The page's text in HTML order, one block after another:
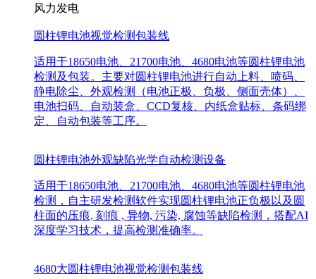
风力发电
圆柱锂电池视觉检测包装线
适用于18650电池、21700电池、4680电池等圆柱锂电池
检测及包装。主要对圆柱锂电池进行自动上料、喷码、
静电除尘、外观检测（电池正极、负极、侧面壳体）、
电池扫码、自动装盒、CCD复核、内纸盒贴标、条码绑
定、自动包装等工序。
圆柱锂电池外观缺陷光学自动检测设备
适用于18650电池、21700电池、4680电池等圆柱锂电池
检测，自主研发检测软件实现圆柱锂电池正负极以及圆
柱面的压痕, 刻痕 , 异物, 污染, 腐蚀等缺陷检测，搭配AI
深度学习技术，提高检测准确率。
4680大圆柱锂电池视觉检测包装线